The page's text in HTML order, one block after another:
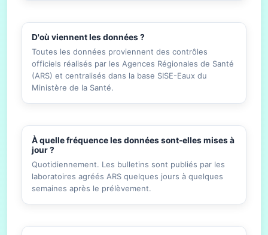
D'où viennent les données ?
Toutes les données proviennent des contrôles
officiels réalisés par les Agences Régionales de Santé
(ARS) et centralisés dans la base SISE-Eaux du
Ministère de la Santé.
À quelle fréquence les données sont-elles mises à
jour ?
Quotidiennement. Les bulletins sont publiés par les
laboratoires agréés ARS quelques jours à quelques
semaines après le prélèvement.